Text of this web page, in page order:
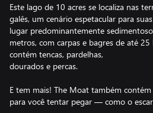
Este lago de 10 acres se localiza nas
galês, um cenário espetacular para
lugar predominantemente
metros, com carpas e bagres de até
contém tencas, pardelhas,
dourados e percas.
E tem mais! The Moat também contém
para você tentar pegar — como o